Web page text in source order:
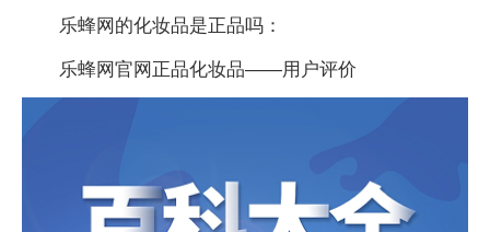
乐蜂网的化妆品是正品吗：
乐蜂网官网正品化妆品——用户评价